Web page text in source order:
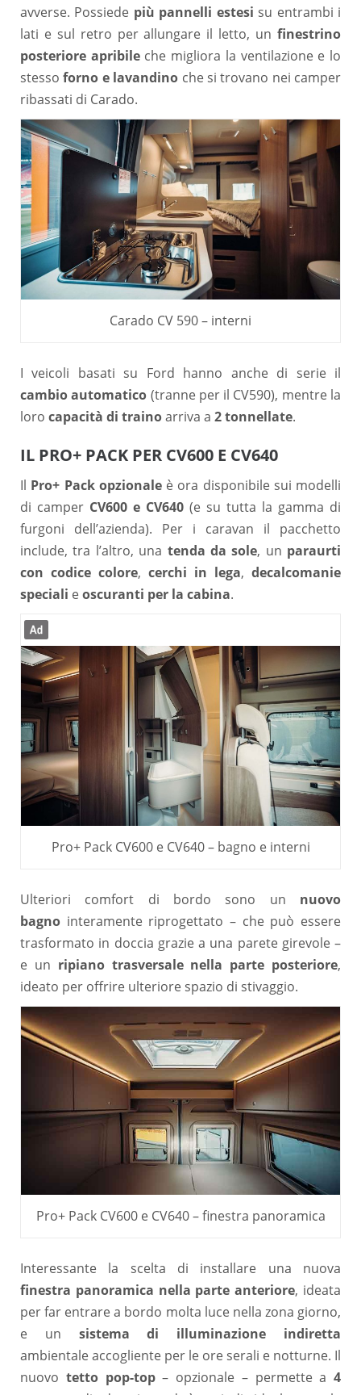
avverse. Possiede più pannelli estesi su entrambi i
lati e sul retro per allungare il letto, un finestrino
posteriore apribileche migliora la ventilazione e lo
stesso forno e lavandino che si trovano nei camper
ribassati di Carado.
Carado CV 590 – interni
I veicoli basati su Ford hanno anche di serie il
cambio automatico (tranne per il CV590), mentre la
loro capacità di trainoarriva a 2 tonnellate.
IL PRO+ PACK PER CV600 E CV640
Il Pro+ Pack opzionaleè ora disponibile sui modelli
di camper CV600 e CV640 (e su tutta la gamma di
furgoni dell’azienda). Per i caravan il pacchetto
include, tra l’altro, una tenda da sole, un paraurti
con codice colore, cerchi in lega, decalcomanie
speciali eoscuranti per la cabina.
Pro+ Pack CV600 e CV640 – bagno e interni
Ulteriori comfort di bordo sono un nuovo
bagno interamente riprogettato – che può essere
trasformato in doccia grazie a una parete girevole –
e un ripiano trasversale nella parte posteriore,
ideato per offrire ulteriore spazio di stivaggio.
Pro+ Pack CV600 e CV640 – finestra panoramica
Interessante la scelta di installare una nuova
finestra panoramica nella parte anteriore, ideata
per far entrare a bordo molta luce nella zona giorno,
e un sistema di illuminazione indiretta
ambientale accogliente per le ore serali e notturne. Il
nuovo tetto pop-top– opzionale – permette a 4